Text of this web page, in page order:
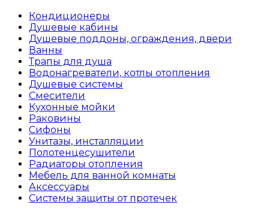
Кондиционеры
Душевые кабины
Душевые поддоны, ограждения, двери
Ванны
Трапы для душа
Водонагреватели, котлы отопления
Душевые системы
Смесители
Кухонные мойки
Раковины
Сифоны
Унитазы, инсталляции
Полотенцесушители
Радиаторы отопления
Мебель для ванной комнаты
Аксессуары
Системы защиты от протечек